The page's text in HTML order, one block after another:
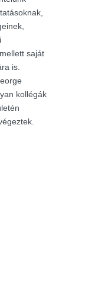
saját
is.
kollégák